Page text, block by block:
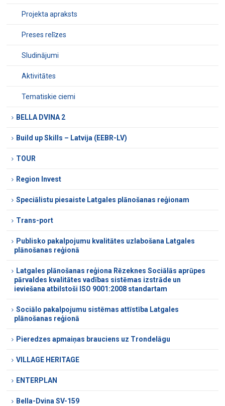
Projekta apraksts
Preses relīzes
Sludinājumi
Aktivitātes
Tematiskie ciemi
BELLA DVINA 2
Build up Skills – Latvija (EEBR-LV)
TOUR
Region Invest
Speciālistu piesaiste Latgales plānošanas reģionam
Trans-port
Publisko pakalpojumu kvalitātes uzlabošana Latgales
plānošanas reģionā
Latgales plānošanas reģiona Rēzeknes Sociālās aprūpes
pārvaldes kvalitātes vadības sistēmas izstrāde un
ieviešana atbilstoši ISO 9001:2008 standartam
Sociālo pakalpojumu sistēmas attīstība Latgales
plānošanas reģionā
Pieredzes apmaiņas brauciens uz Trondelāgu
VILLAGE HERITAGE
ENTERPLAN
Bella-Dvina SV-159